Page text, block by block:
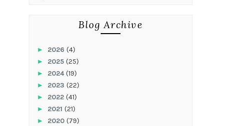
Blog Archive
► 2026 (4)
► 2025 (25)
► 2024(19)
► 2023 (22)
► 2022 (41)
► 2021 (21)
► 2020 (79)